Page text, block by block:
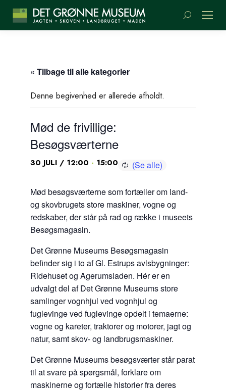
Søge:
« Tilbage til alle kategorier
Denne begivenhed er allerede afholdt.
Mød de frivillige:
Besøgsværterne
30 JULI / 12:00 - 15:00
Mød besøgsværterne som fortæller om land-
og skovbrugets store maskiner, vogne og
redskaber, der står på rad og række i museets
Besøgsmagasin.
Det Grønne Museums Besøgsmagasin
befinder sig i to af Gl. Estrups avlsbygninger:
Ridehuset og Agerumsladen. Hér er en
udvalgt del af Det Grønne Museums store
samlinger vognhjul ved vognhjul og
fuglevinge ved fuglevinge opdelt i temaerne:
vogne og kareter, traktorer og motorer, jagt og
natur, samt skov- og landbrugsmaskiner.
Det Grønne Museums besøgsværter står parat
til at svare på spørgsmål, forklare om
maskinerne og fortælle historier fra deres